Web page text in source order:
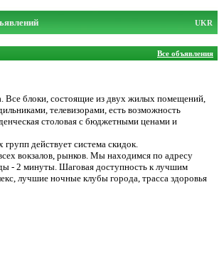
UKR
Все объявления
Все блоки, состоящие из двух жилых помещений,
телевизорами, есть возможность
столовая с бюджетными ценами и
действует система скидок.
вокзалов, рынков. Мы находимся по адресу
- 2 минуты. Шаговая доступность к лучшим
лучшие ночные клубы города, трасса здоровья